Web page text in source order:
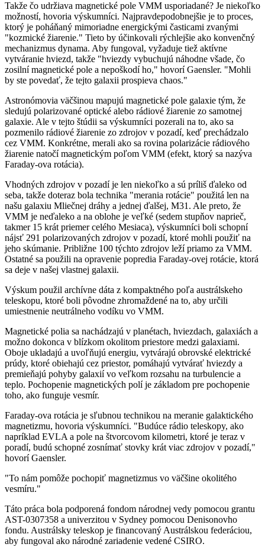
Takže čo udržiava magnetické pole VMM usporiadané? Je niekoľko
možností, hovoria výskumníci. Najpravdepodobnejšie je to proces,
ktorý je poháňaný mimoriadne energickými časticami zvanými
"kozmické žiarenie." Tieto by účinkovali rýchlejšie ako konvenčný
mechanizmus dynama. Aby fungoval, vyžaduje tiež aktívne
vytváranie hviezd, takže "hviezdy vybuchujú náhodne všade, čo
zosilní magnetické pole a nepoškodí ho," hovorí Gaensler. "Mohli
by ste povedať, že tejto galaxii prospieva chaos."
Astronómovia väčšinou mapujú magnetické pole galaxie tým, že
sledujú polarizované optické alebo rádiové žiarenie zo samotnej
galaxie. Ale v tejto štúdii sa výskumníci pozerali na to, ako sa
pozmenilo rádiové žiarenie zo zdrojov v pozadí, keď prechádzalo
cez VMM. Konkrétne, merali ako sa rovina polarizácie rádiového
žiarenie natočí magnetickým poľom VMM (efekt, ktorý sa nazýva
Faraday-ova rotácia).
Vhodných zdrojov v pozadí je len niekoľko a sú príliš ďaleko od
seba, takže doteraz bola technika "merania rotácie" použitá len na
našu galaxiu Mliečnej dráhy a jednej ďalšej, M31. Ale preto, že
VMM je neďaleko a na oblohe je veľké (sedem stupňov naprieč,
takmer 15 krát priemer celého Mesiaca), výskumníci boli schopní
nájsť 291 polarizovaných zdrojov v pozadí, ktoré mohli použiť na
jeho skúmanie. Približne 100 týchto zdrojov leží priamo za VMM.
Ostatné sa použili na opravenie popredia Faraday-ovej rotácie, ktorá
sa deje v našej vlastnej galaxii.
Výskum použil archívne dáta z kompaktného poľa austrálskeho
teleskopu, ktoré boli pôvodne zhromaždené na to, aby určili
umiestnenie neutrálneho vodíku vo VMM.
Magnetické polia sa nachádzajú v planétach, hviezdach, galaxiách a
možno dokonca v blízkom okolitom priestore medzi galaxiami.
Oboje ukladajú a uvoľňujú energiu, vytvárajú obrovské elektrické
prúdy, ktoré obiehajú cez priestor, pomáhajú vytvárať hviezdy a
premieňajú pohyby galaxií vo veľkom rozsahu na turbulencie a
teplo. Pochopenie magnetických polí je základom pre pochopenie
toho, ako funguje vesmír.
Faraday-ova rotácia je sľubnou technikou na meranie galaktického
magnetizmu, hovoria výskumníci. "Budúce rádio teleskopy, ako
napríklad EVLA a pole na štvorcovom kilometri, ktoré je teraz v
poradí, budú schopné zosnímať stovky krát viac zdrojov v pozadí,"
hovorí Gaensler.
"To nám pomôže pochopiť magnetizmus vo väčšine okolitého
vesmíru."
Táto práca bola podporená fondom národnej vedy pomocou grantu
AST-0307358 a univerzitou v Sydney pomocou Denisonovho
fondu. Austrálsky teleskop je financovaný Austrálskou federáciou,
aby fungoval ako národné zariadenie vedené CSIRO.